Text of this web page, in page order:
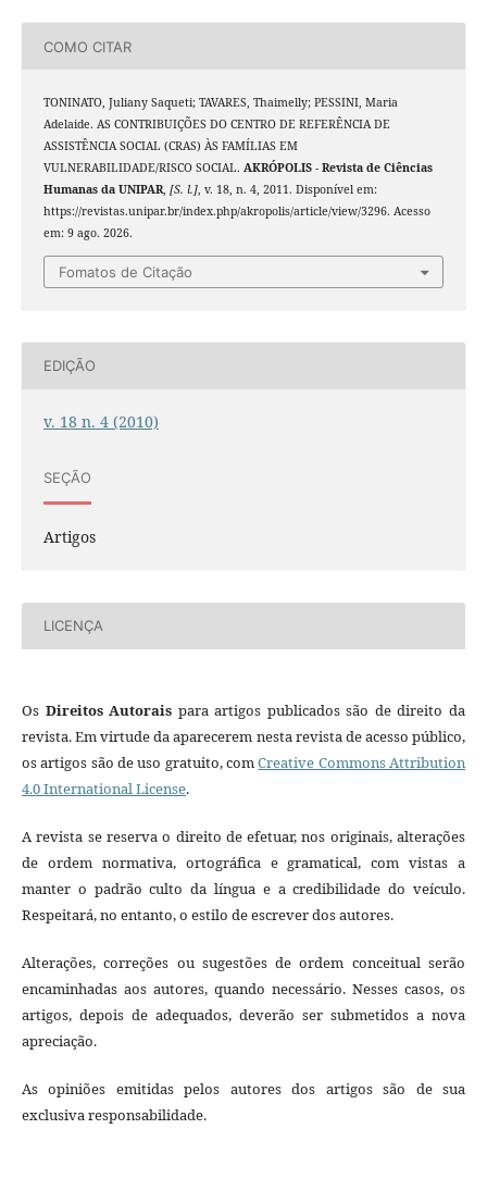
COMO CITAR
TONINATO, Juliany Saqueti; TAVARES, Thaimelly; PESSINI, Maria
Adelaide. AS CONTRIBUIÇÕES DO CENTRO DE REFERÊNCIA DE
ASSISTÊNCIA SOCIAL (CRAS) ÀS FAMÍLIAS EM
VULNERABILIDADE/RISCO SOCIAL. AKRÓPOLIS - Revista de Ciências
Humanas da UNIPAR, [S. l.], v. 18, n. 4, 2011. Disponível em:
https://revistas.unipar.br/index.php/akropolis/article/view/3296. Acesso
em: 9 ago. 2026.
Fomatos de Citação
EDIÇÃO
v. 18 n. 4 (2010)
SEÇÃO
Artigos
LICENÇA
Os Direitos Autorais para artigos publicados são de direito da
revista. Em virtude da aparecerem nesta revista de acesso público,
os artigos são de uso gratuito, comCreative Commons Attribution
4.0 International License.
A revista se reserva o direito de efetuar, nos originais, alterações
de ordem normativa, ortográfica e gramatical, com vistas a
manter o padrão culto da língua e a credibilidade do veículo.
Respeitará, no entanto, o estilo de escrever dos autores.
Alterações, correções ou sugestões de ordem conceitual serão
encaminhadas aos autores, quando necessário. Nesses casos, os
artigos, depois de adequados, deverão ser submetidos a nova
apreciação.
As opiniões emitidas pelos autores dos artigos são de sua
exclusiva responsabilidade.